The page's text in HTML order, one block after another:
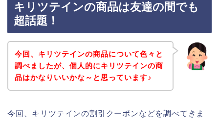
キリツテインの商品は友達の間でも
超話題！
今回、キリツテインの商品について色々と
調べましたが、個人的にキリツテインの商
品はかなりいいかな～と思っています♪
今回、キリツテインの割引クーポンなどを調べてきま